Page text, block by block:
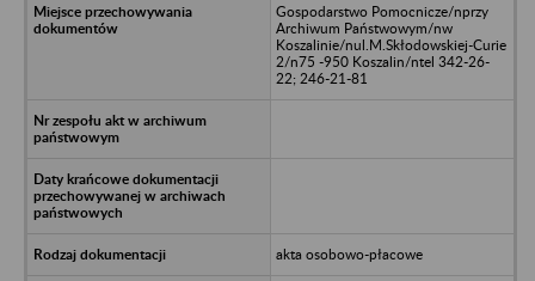
Gospodarstwo Pomocnicze/nprzy
Archiwum Państwowym/nw
Koszalinie/nul.M.Skłodowskiej-Curie
2/n75 -950 Koszalin/ntel 342-26-
22; 246-21-81
akta osobowo-płacowe